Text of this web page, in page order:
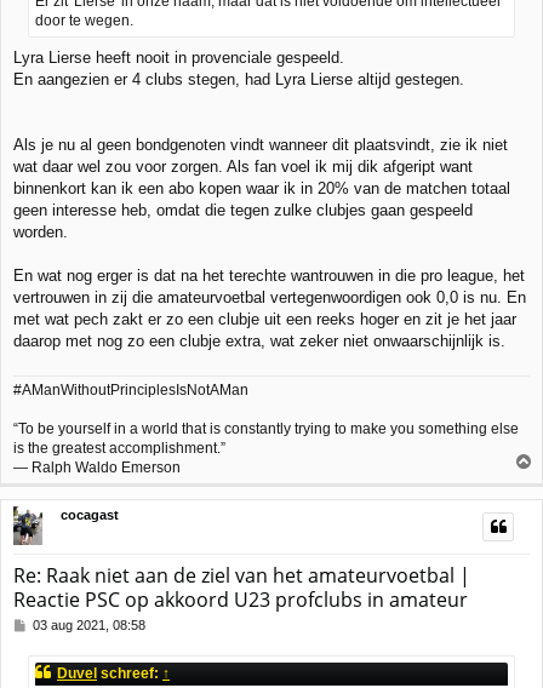
door te wegen.
Lyra Lierse heeft nooit in provenciale gespeeld.
En aangezien er 4 clubs stegen, had Lyra Lierse altijd gestegen.
Als je nu al geen bondgenoten vindt wanneer dit plaatsvindt, zie ik niet
wat daar wel zou voor zorgen. Als fan voel ik mij dik afgeript want
binnenkort kan ik een abo kopen waar ik in 20% van de matchen totaal
geen interesse heb, omdat die tegen zulke clubjes gaan gespeeld
worden.
En wat nog erger is dat na het terechte wantrouwen in die pro league, het
vertrouwen in zij die amateurvoetbal vertegenwoordigen ook 0,0 is nu. En
met wat pech zakt er zo een clubje uit een reeks hoger en zit je het jaar
daarop met nog zo een clubje extra, wat zeker niet onwaarschijnlijk is.
#AManWithoutPrinciplesIsNotAMan
“To be yourself in a world that is constantly trying to make you something else
is the greatest accomplishment.”
― Ralph Waldo Emerson
h
cocagast
Re: Raak niet aan de ziel van het amateurvoetbal |
Reactie PSC op akkoord U23 profclubs in amateur
B03 aug 2021, 08:58
Duvel schreef: ↑